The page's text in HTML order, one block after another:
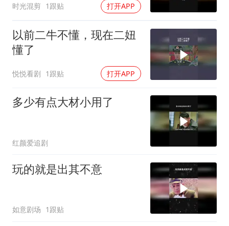
时光混剪 1跟贴 打开APP
以前二牛不懂，现在二妞
懂了
悦悦看剧 1跟贴 打开APP
多少有点大材小用了
红颜爱追剧
玩的就是出其不意
如意剧场 1跟贴